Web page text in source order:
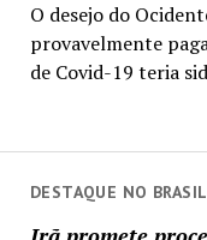
DESTAQUE NO BRASIL
O desejo do
provavelmente
de Covid-19 teria